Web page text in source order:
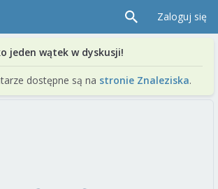
Zaloguj się
jeden wątek w dyskusji!
dostępne są na stronie Znaleziska.